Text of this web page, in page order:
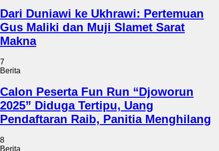
Dari Duniawi ke Ukhrawi: Pertemuan
Gus Maliki dan Muji Slamet Sarat
Makna
7
Berita
Calon Peserta Fun Run “Djoworun
2025” Diduga Tertipu, Uang
Pendaftaran Raib, Panitia Menghilang
8
Berita